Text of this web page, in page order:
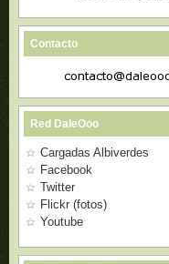
Contacto
Red DaleOoo
Cargadas Albiverdes
Facebook
Twitter
Flickr (fotos)
Youtube